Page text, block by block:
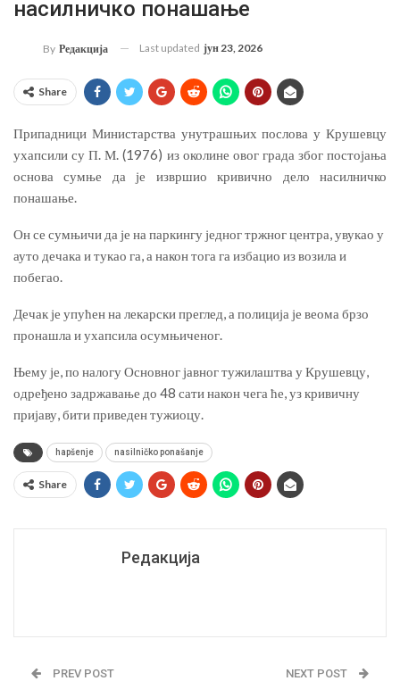
насилничко понашање
By Редакција Last updated јун 23, 2026
Share
Припадници Министарства унутрашњих послова у Крушевцу
ухапсили су П. М. (1976) из околине овог града због постојања
основа сумње да је извршио кривично дело насилничко
понашање.
Он се сумњичи да је на паркингу једног тржног центра, увукао у
ауто дечака и тукао га, а након тога га избацио из возила и
побегао.
Дечак је упућен на лекарски преглед, а полиција је веома брзо
пронашла и ухапсила осумњиченог.
Њему је, по налогу Основног јавног тужилаштва у Крушевцу,
одређено задржавање до 48 сати након чега ће, уз кривичну
пријаву, бити приведен тужиоцу.
hapšenje nasilničko ponašanje
Share
Редакција
PREV POST NEXT POST